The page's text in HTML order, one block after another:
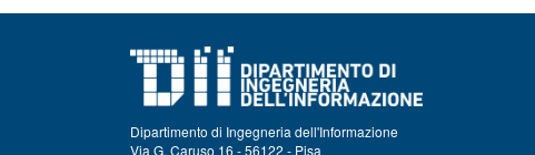
Dipartimento di Ingegneria dell'Informazione
Via G. Caruso 16 - 56122 - Pisa